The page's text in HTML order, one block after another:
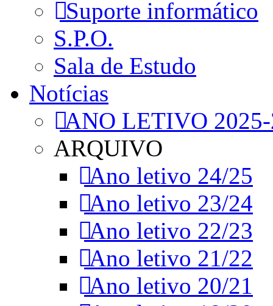
Suporte informático
S.P.O.
Sala de Estudo
Notícias
ANO LETIVO
ARQUIVO
Ano letivo 24/25
Ano letivo 23/24
Ano letivo 22/23
Ano letivo 21/22
Ano letivo 20/21